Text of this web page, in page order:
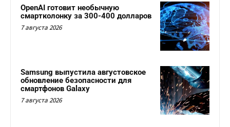
OpenAI готовит необычную
смартколонку за 300-400 долларов
7 августа 2026
Samsung выпустила августовское
обновление безопасности для
смартфонов Galaxy
7 августа 2026